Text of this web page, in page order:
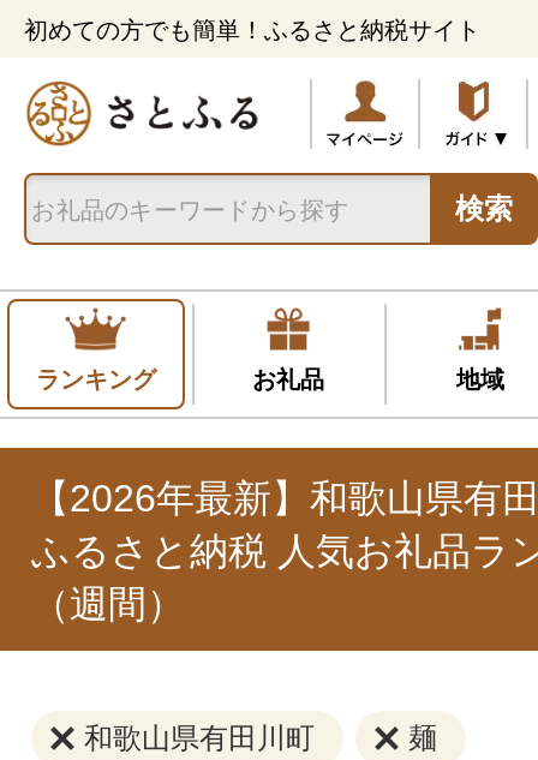
初めての方でも簡単！ふるさと納税サイト
検索
ランキング お礼品 地域
【2026年最新】和歌山県有
ふるさと納税 人気お礼品ラ
（週間）
和歌山県有田川町 麺